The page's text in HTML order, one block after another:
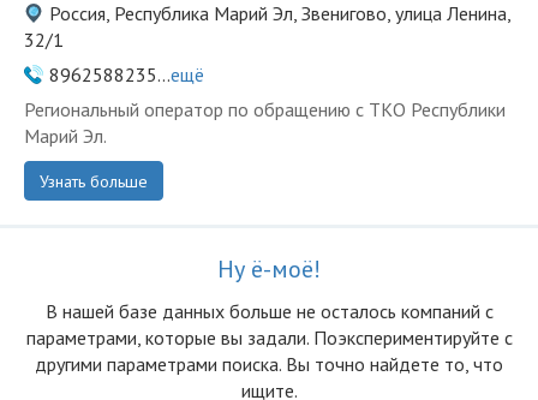
Россия, Республика Марий Эл, Звенигово, улица Ленина,
32/1
8962588235...ещё
Региональный оператор по обращению с ТКО Республики
Марий Эл.
Узнать больше
Ну ё-моё!
В нашей базе данных больше не осталоcь компаний с
параметрами, которые вы задали. Поэкспериментируйте с
другими параметрами поиска. Вы точно найдете то, что
ищите.